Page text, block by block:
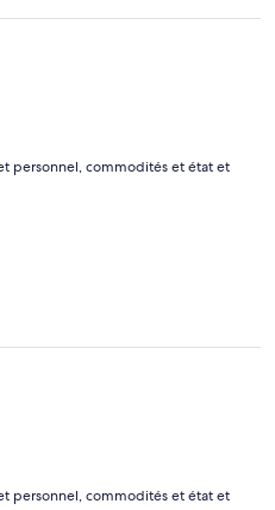
personnel, commodités et état et
personnel, commodités et état et